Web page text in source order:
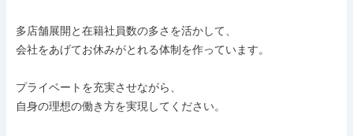
多店舗展開と在籍社員数の多さを活かして、
会社をあげてお休みがとれる体制を作っています。
プライベートを充実させながら、
自身の理想の働き方を実現してください。